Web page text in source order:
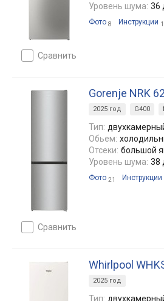
сравнить
Уровень шума: 36
Фото 8 Инструкции 1
сравнить
Gorenje NRK
2025 год G400
Тип:
Обьем:
Отсеки: большой
Уровень шума: 38
Фото 21 Инструкции
Whirlpool
2025 год
Тип: